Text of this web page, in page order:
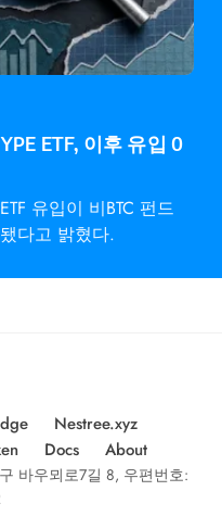
ETF, 이후 유입 0
유입이 비BTC 펀드
다고 밝혔다.
Nestree.xyz
Docs About
바우뫼로7길 8, 우편번호: